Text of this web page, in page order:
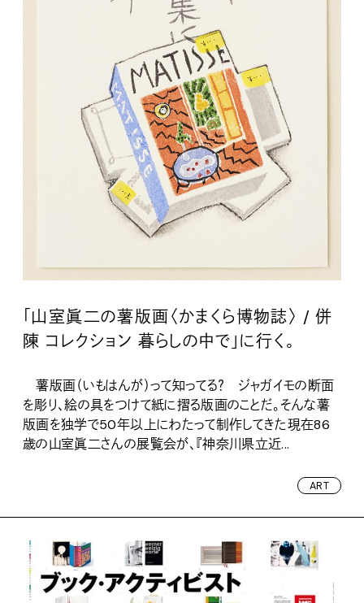
「山室眞二の薯版画〈かまくら博物誌〉 / 併
陳 コレクション 暮らしの中で」に行く。
薯版画（いもはんが）って知ってる？ ジャガイモの断面
を彫り、絵の具をつけて紙に摺る版画のことだ。そんな薯
版画を独学で50年以上にわたって制作してきた現在86
歳の山室眞二さんの展覧会が、『神奈川県立近...
ART